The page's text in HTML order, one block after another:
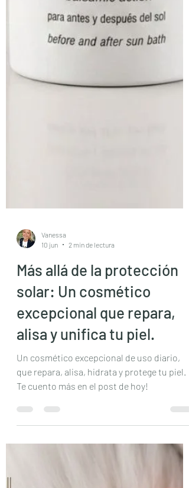
Vanessa
2 min de lectura
Más allá de la protección
solar: Un cosmético
excepcional que repara,
alisa y unifica tu piel.